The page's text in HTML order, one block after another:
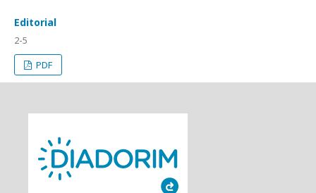
Editorial
2-5
PDF